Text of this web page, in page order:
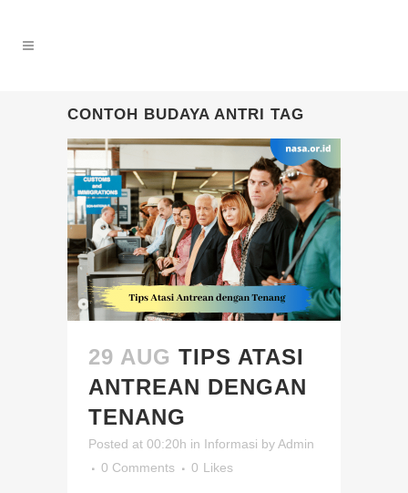
CONTOH BUDAYA ANTRI TAG
29 AUG TIPS ATASI
ANTREAN DENGAN
TENANG
Posted at 00:20h in Informasi byAdmin
0 Comments
0 Likes